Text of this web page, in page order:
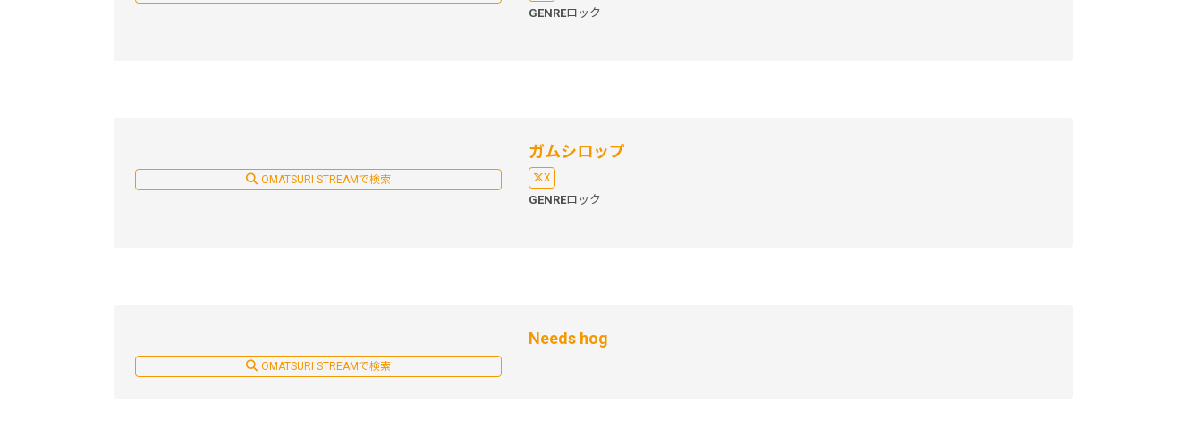
GENREロック
OMATSURI STREAMで検索
ガムシロップ
X
GENREロック
OMATSURI STREAMで検索
Needs hog